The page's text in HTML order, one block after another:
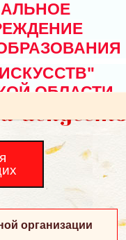
ОБЛАСТИ
организации